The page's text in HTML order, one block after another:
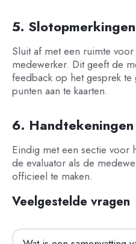
5. Slotopmerkingen
Sluit af met een ruimte
medewerker. Dit geeft de
feedback op het gesprek
punten aan te kaarten.
6. Handtekeningen
Eindig met een sectie voor
de evaluator als de
officieel te maken.
Veelgestelde vragen